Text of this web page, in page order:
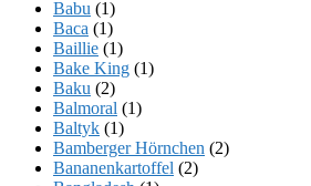
Babu (1)
Baca (1)
Baillie (1)
Bake King (1)
Baku (2)
Balmoral (1)
Baltyk (1)
Bamberger Hörnchen (2)
Bananenkartoffel (2)